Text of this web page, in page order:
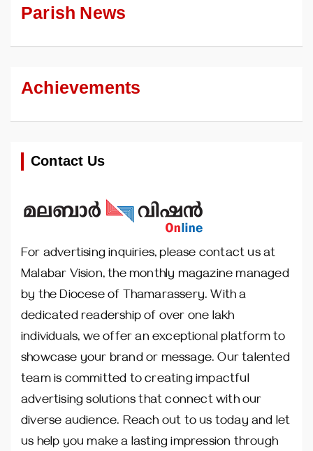
Parish News
Achievements
Contact Us
For advertising inquiries, please contact us at
Malabar Vision, the monthly magazine managed
by the Diocese of Thamarassery. With a
dedicated readership of over one lakh
individuals, we offer an exceptional platform to
showcase your brand or message. Our talented
team is committed to creating impactful
advertising solutions that connect with our
diverse audience. Reach out to us today and let
us help you make a lasting impression through